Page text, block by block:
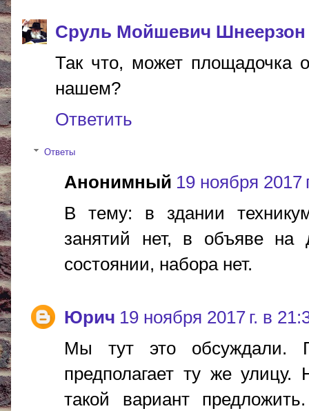
Сруль Мойшевич Шнеерзон
Так что, может площадочка
нашем?
Ответить
Ответы
Анонимный 19 ноября 2017
В тему: в здании
занятий нет, в объяве на
состоянии, набора нет.
Юрич 19 ноября 2017 г. в
Мы тут это обсуждали.
предполагает ту же
такой вариант